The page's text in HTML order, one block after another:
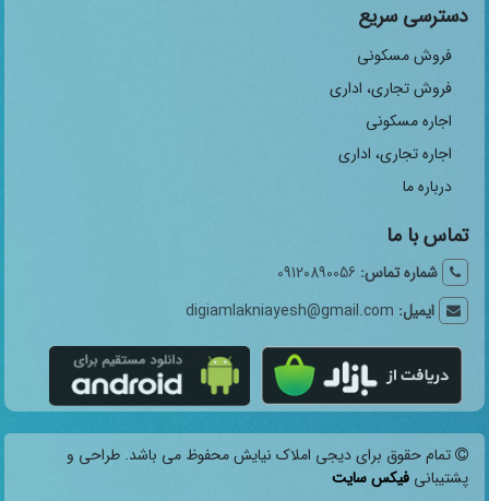
دسترسی سریع
فروش مسکونی
فروش تجاری، اداری
اجاره مسکونی
اجاره تجاری، اداری
درباره ما
تماس با ما
شماره تماس: 09120890056
ایمیل: digiamlakniayesh@gmail.com
تمام حقوق برای دیجی املاک نیایش محفوظ می باشد. طراحی و
پشتیبانی فیکس سایت